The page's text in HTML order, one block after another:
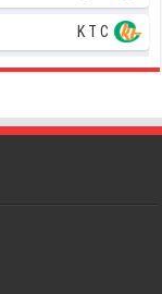
K T C